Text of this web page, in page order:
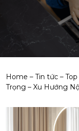
Home – Tin tức –
Trọng – Xu Hướng